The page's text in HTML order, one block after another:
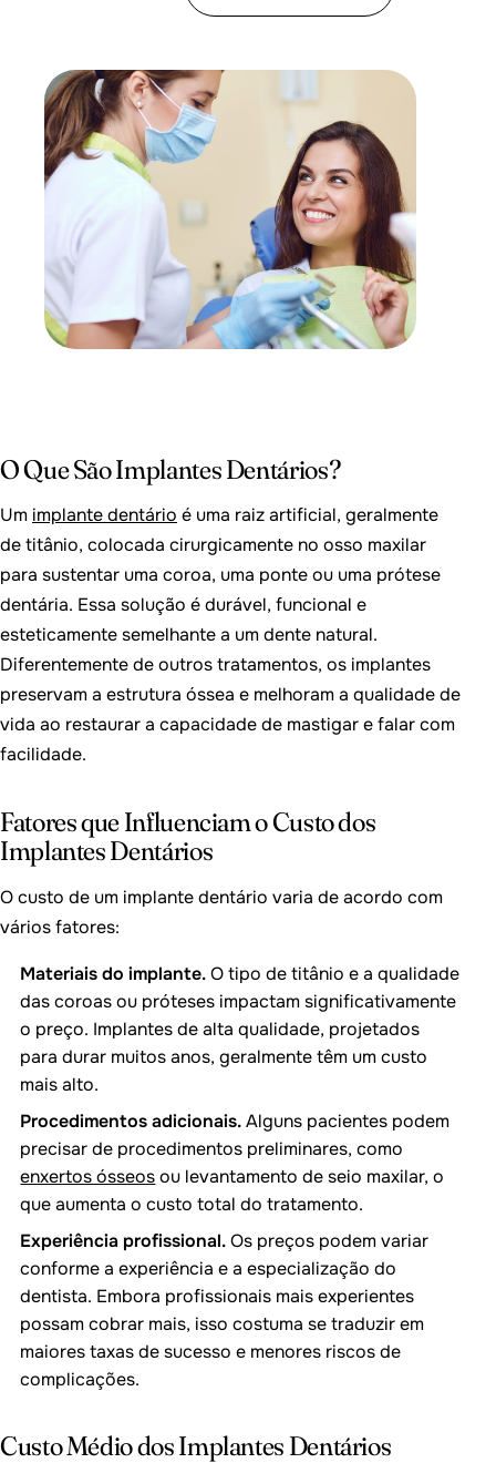
O Que São Implantes Dentários?
Um implante dentário é uma raiz artificial, geralmente
de titânio, colocada cirurgicamente no osso maxilar
para sustentar uma coroa, uma ponte ou uma prótese
dentária. Essa solução é durável, funcional e
esteticamente semelhante a um dente natural.
Diferentemente de outros tratamentos, os implantes
preservam a estrutura óssea e melhoram a qualidade de
vida ao restaurar a capacidade de mastigar e falar com
facilidade.
Fatores que Influenciam o Custo dos
Implantes Dentários
O custo de um implante dentário varia de acordo com
vários fatores:
Materiais do implante.O tipo de titânio e a qualidade
das coroas ou próteses impactam significativamente
o preço. Implantes de alta qualidade, projetados
para durar muitos anos, geralmente têm um custo
mais alto.
Procedimentos adicionais.Alguns pacientes podem
precisar de procedimentos preliminares, como
enxertos ósseosou levantamento de seio maxilar, o
que aumenta o custo total do tratamento.
Experiência profissional.Os preços podem variar
conforme a experiência e a especialização do
dentista. Embora profissionais mais experientes
possam cobrar mais, isso costuma se traduzir em
maiores taxas de sucesso e menores riscos de
complicações.
Custo Médio dos Implantes Dentários